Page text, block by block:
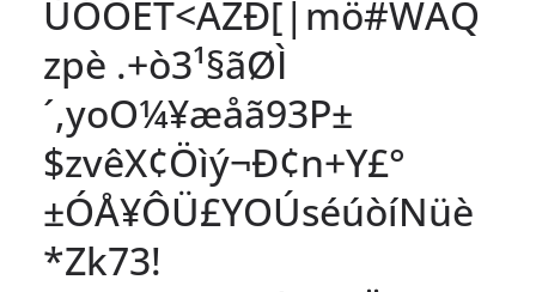
ÙÓÔET<ÁZÐ[|mö#WÀQ
zpè .+ò3¹§ãØÌ
´,yoO¼¥æåã93P±
$zvêX¢Öìý¬Ð¢n+Y£°
±ÓÅ¥ÔÜ£YOÚséúòíNüè
*Zk73!